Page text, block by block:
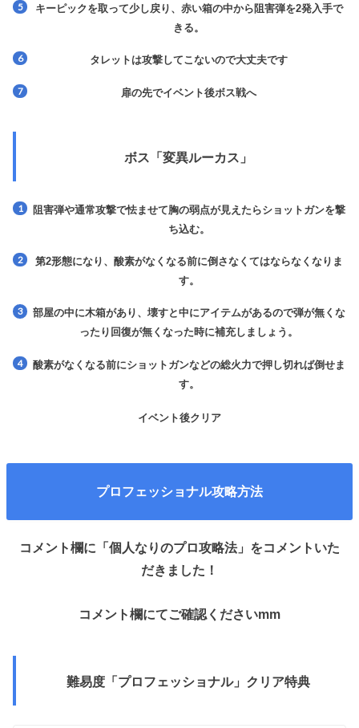
キーピックを取って少し戻り、赤い箱の中から阻害弾を2発入手で
きる。
タレットは攻撃してこないので大丈夫です
扉の先でイベント後ボス戦へ
ボス「変異ルーカス」
阻害弾や通常攻撃で怯ませて胸の弱点が見えたらショットガンを撃
ち込む。
第2形態になり、酸素がなくなる前に倒さなくてはならなくなりま
す。
部屋の中に木箱があり、壊すと中にアイテムがあるので弾が無くな
ったり回復が無くなった時に補充しましょう。
酸素がなくなる前にショットガンなどの総火力で押し切れば倒せま
す。
イベント後クリア
プロフェッショナル攻略方法
コメント欄に「個人なりのプロ攻略法」をコメントいた
だきました！
コメント欄にてご確認くださいmm
難易度「プロフェッショナル」クリア特典